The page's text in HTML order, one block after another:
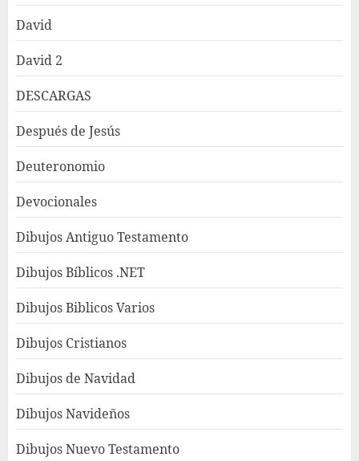
David
David 2
DESCARGAS
Después de Jesús
Deuteronomio
Devocionales
Dibujos Antiguo Testamento
Dibujos Bíblicos .NET
Dibujos Biblicos Varios
Dibujos Cristianos
Dibujos de Navidad
Dibujos Navideños
Dibujos Nuevo Testamento